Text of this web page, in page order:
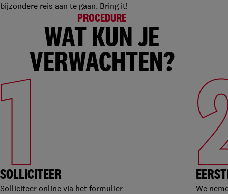
bijzondere reis aan te gaan. Bring it!
PROCEDURE
WAT KUN JE
VERWACHTEN?
1
SOLLICITEER
Solliciteer online via het formulier
We